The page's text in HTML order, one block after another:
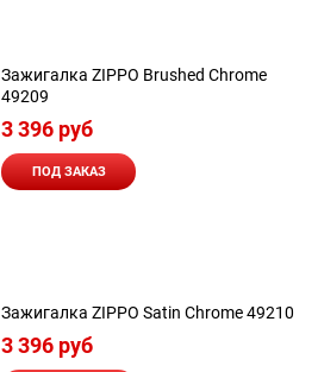
Зажигалка ZIPPO Brushed Chrome
49209
3 396 руб
ПОД ЗАКАЗ
Зажигалка ZIPPO Satin Chrome 49210
3 396 руб